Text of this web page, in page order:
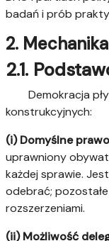
badań i prób
2.
2.1.
Demokracja
konstrukcyjnych:
(i) Domyślne
uprawniony
każdej sprawie.
odebrać;
rozszerzeniami.
(ii) Możliwość